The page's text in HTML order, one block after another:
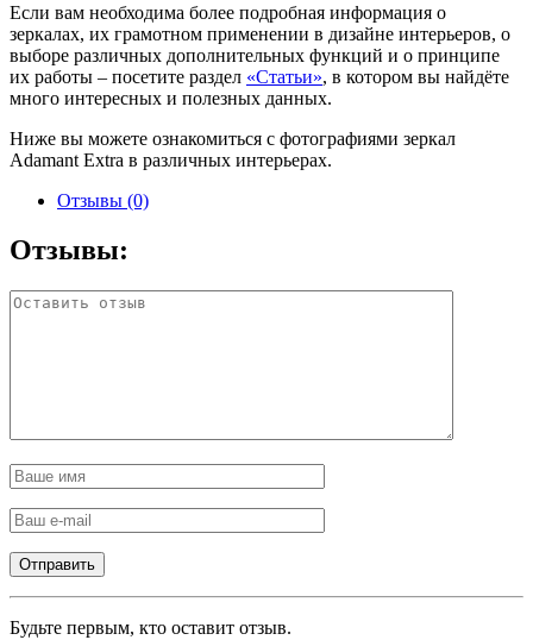
Если вам необходима более подробная информация о
зеркалах, их грамотном применении в дизайне интерьеров, о
выборе различных дополнительных функций и о принципе
их работы – посетите раздел «Статьи», в котором вы найдёте
много интересных и полезных данных.
Ниже вы можете ознакомиться с фотографиями зеркал
Adamant Extra в различных интерьерах.
Отзывы (0)
Отзывы:
Будьте первым, кто оставит отзыв.